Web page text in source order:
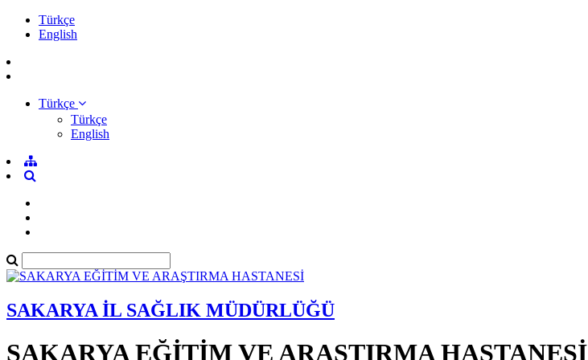
Türkçe
English
Türkçe
Türkçe
English
SAKARYA İL SAĞLIK MÜDÜRLÜĞÜ
SAKARYA EĞİTİM VE ARAŞTIRMA HASTANESİ